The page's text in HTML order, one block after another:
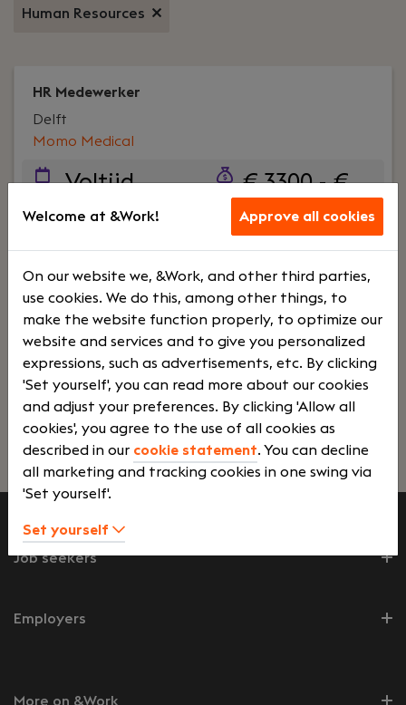
Human Resources
HR Medewerker
Momo Medical
Delft
Voltijd
€ 3300 - €
3800
uitzonderlijk precies en analytisch? Wil jij jouw
talent inzetten in een rol waarbij
betrouwbaarheid en oog voor detail direct
bijdragen aan betere ouderenzorg? Het People &
Culture team zoekt een betrouwbare en
detailgerichte collega die cruciale administratieve
en operationele processen beheerst en verbetert.
Lees verder>
Job seekers
Employers
More on &Work
Welcome at &Work! Approve all cookies
On our website we, &Work, and other third parties,
use cookies. We do this, among other things, to
make the website function properly, to optimize our
website and services and to give you personalized
expressions, such as advertisements, etc. By clicking
'Set yourself', you can read more about our cookies
and adjust your preferences. By clicking 'Allow all
cookies', you agree to the use of all cookies as
described in our cookie statement. You can decline
all marketing and tracking cookies in one swing via
'Set yourself'.
Set yourself